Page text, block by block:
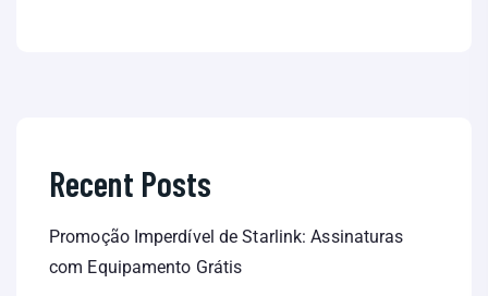
Recent Posts
Promoção Imperdível de Starlink: Assinaturas
com Equipamento Grátis